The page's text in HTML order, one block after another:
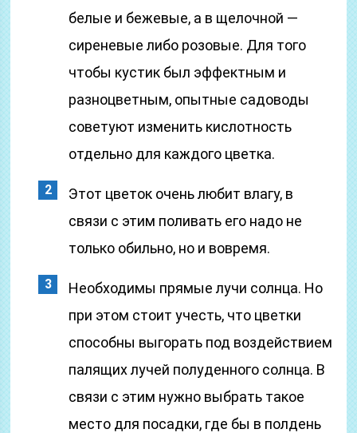
белые и бежевые, а в щелочной ―
сиреневые либо розовые. Для того
чтобы кустик был эффектным и
разноцветным, опытные садоводы
советуют изменить кислотность
отдельно для каждого цветка.
Этот цветок очень любит влагу, в
связи с этим поливать его надо не
только обильно, но и вовремя.
Необходимы прямые лучи солнца. Но
при этом стоит учесть, что цветки
способны выгорать под воздействием
палящих лучей полуденного солнца. В
связи с этим нужно выбрать такое
место для посадки, где бы в полдень